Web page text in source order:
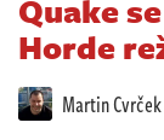
Živě
Quake
Horde
Martin Cvrček